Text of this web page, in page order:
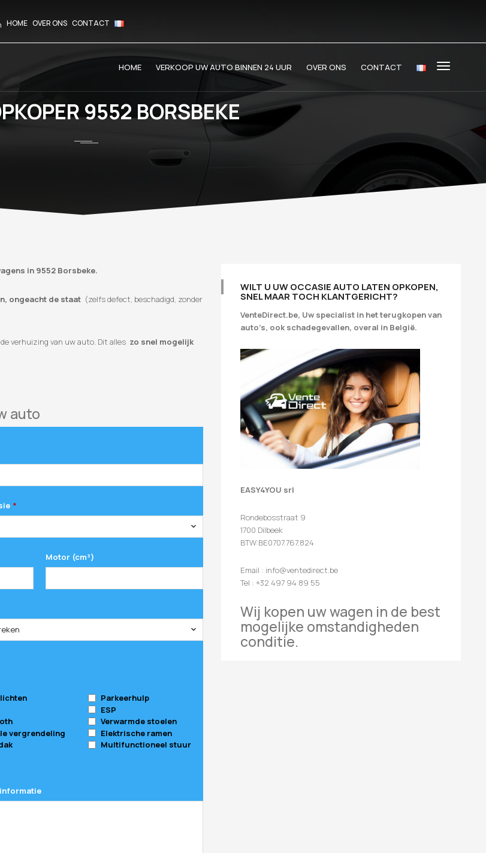
HOME OVER ONS CONTACT
HOME VERKOOP UW AUTO BINNEN 24 UUR OVER ONS CONTACT
9552 BORSBEKE
in 9552 Borsbeke.
ongeacht de staat (zelfs defect, beschadigd, zonder
verhuizing van uw auto. Dit alles zo snel mogelijk
auto
*
Motor (cm³)
Parkeerhulp
ESP
Verwarmde stoelen
vergrendeling
Elektrische ramen
Multifunctioneel stuur
WILT U UW OCCASIE AUTO LATEN OPKOPEN,
SNEL MAAR TOCH KLANTGERICHT?
VenteDirect.be, Uw specialist in het terugkopen van
auto’s, ook schadegevallen, overal in België.
EASY4YOU srl
Rondebosstraat 9
1700 Dilbeek
BTW:BE0707.767.824
Email : info@ventedirect.be
Tel : +32 497 94 89 55
Wij kopen uw wagen in de best
mogelijke omstandigheden
conditie.